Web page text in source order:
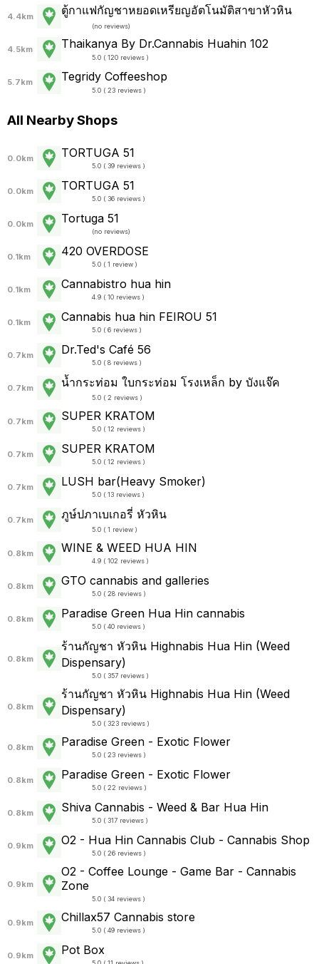
4.4km ตู้กาแฟกัญชาหยอดเหรียญอัตโนมัติสาขาหัวหิน
(no reviews)
4.5km Thaikanya By Dr.Cannabis Huahin 102
5.0 ( 120 reviews )
5.7km Tegridy Coffeeshop
5.0 ( 23 reviews )
All Nearby Shops
0.0km TORTUGA 51
5.0 ( 39 reviews )
0.0km TORTUGA 51
5.0 ( 36 reviews )
0.0km Tortuga 51
(no reviews)
0.1km 420 OVERDOSE
5.0 ( 1 review )
0.1km Cannabistro hua hin
4.9 ( 10 reviews )
0.1km Cannabis hua hin FEIROU 51
5.0 ( 6 reviews )
0.7km Dr.Ted's Café 56
5.0 ( 8 reviews )
0.7km น้ำกระท่อม ใบกระท่อม โรงเหล็ก by บังแจ๊ค
5.0 ( 2 reviews )
0.7km SUPER KRATOM
5.0 ( 12 reviews )
0.7km SUPER KRATOM
5.0 ( 12 reviews )
0.7km LUSH bar(Heavy Smoker)
5.0 ( 13 reviews )
0.7km ภูษ์ปภาเบเกอรี่ หัวหิน
5.0 ( 1 review )
0.8km WINE & WEED HUA HIN
4.9 ( 102 reviews )
0.8km GTO cannabis and galleries
5.0 ( 28 reviews )
0.8km Paradise Green Hua Hin cannabis
5.0 ( 40 reviews )
0.8km
ร้านกัญชา หัวหิน Highnabis Hua Hin (Weed
Dispensary)
5.0 ( 357 reviews )
0.8km
ร้านกัญชา หัวหิน Highnabis Hua Hin (Weed
Dispensary)
5.0 ( 323 reviews )
0.8km Paradise Green - Exotic Flower
5.0 ( 23 reviews )
0.8km Paradise Green - Exotic Flower
5.0 ( 22 reviews )
0.8km Shiva Cannabis - Weed & Bar Hua Hin
5.0 ( 317 reviews )
0.9km O2 - Hua Hin Cannabis Club - Cannabis Shop
5.0 ( 26 reviews )
0.9km
O2 - Coffee Lounge - Game Bar - Cannabis
Zone
5.0 ( 34 reviews )
0.9km Chillax57 Cannabis store
5.0 ( 49 reviews )
0.9km Pot Box